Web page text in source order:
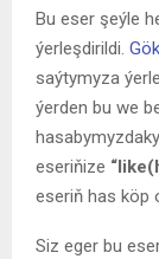
Bu eser şeýle
ýerleşdirildi.
saýtymyza
ýerden bu we
eseriňize
eseriň has köp
Siz eger bu